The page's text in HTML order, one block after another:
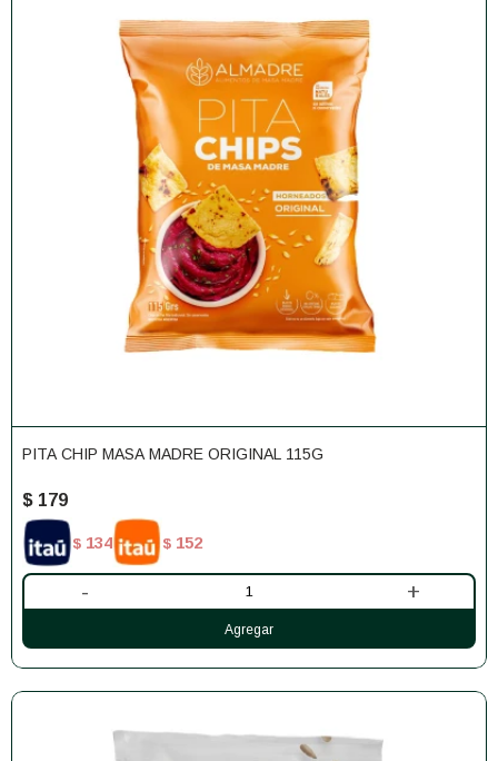
PITA CHIP MASA MADRE ORIGINAL 115G
$ 179
$ 134 $ 152
- +